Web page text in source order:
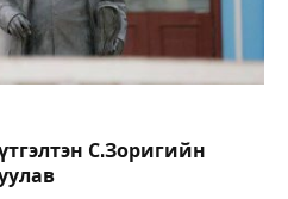
С.Зоригийн